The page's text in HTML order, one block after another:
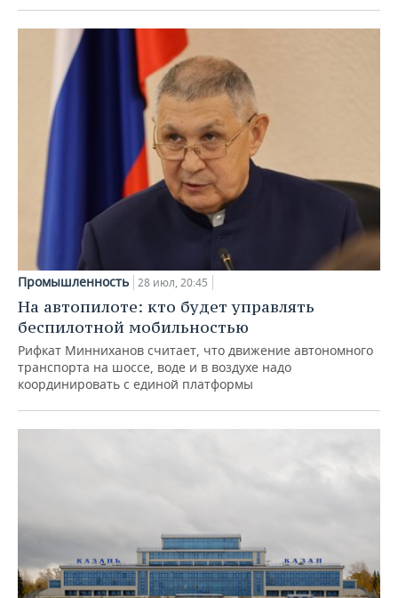
Промышленность 28 июл, 20:45
На автопилоте: кто будет управлять
беспилотной мобильностью
Рифкат Минниханов считает, что движение автономного
транспорта на шоссе, воде и в воздухе надо
координировать с единой платформы